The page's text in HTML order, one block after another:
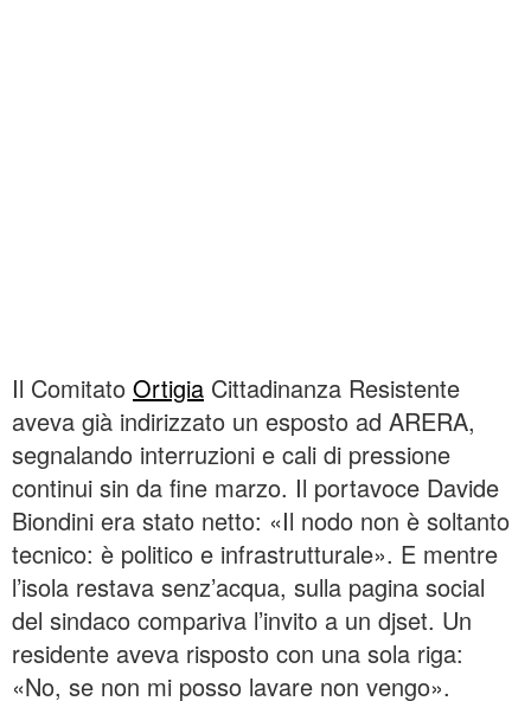
Il Comitato Ortigia Cittadinanza Resistente
aveva già indirizzato un esposto ad ARERA,
segnalando interruzioni e cali di pressione
continui sin da fine marzo. Il portavoce Davide
Biondini era stato netto: «Il nodo non è soltanto
tecnico: è politico e infrastrutturale». E mentre
l’isola restava senz’acqua, sulla pagina social
del sindaco compariva l’invito a un djset. Un
residente aveva risposto con una sola riga:
«No, se non mi posso lavare non vengo».